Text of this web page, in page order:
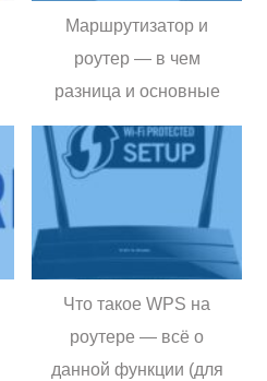
Маршрутизатор и
роутер — в чем
разница и основные
отличия?
Что такое WPS на
роутере — всё о
данной функции (для